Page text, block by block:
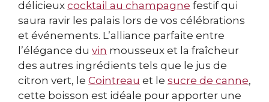
délicieux cocktail au champagne festif qui
saura ravir les palais lors de vos célébrations
et événements. L’alliance parfaite entre
l’élégance du vin mousseux et la fraîcheur
des autres ingrédients tels que le jus de
citron vert, le Cointreau et le sucre de canne,
cette boisson est idéale pour apporter une